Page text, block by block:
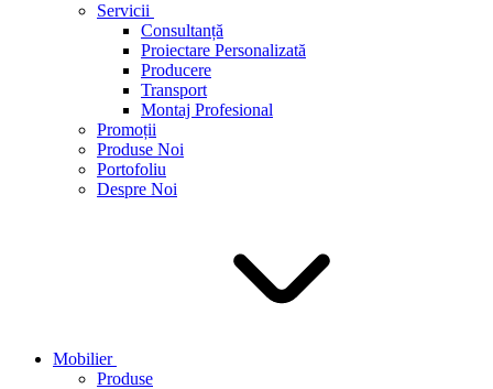
Servicii
Consultanță
Proiectare Personalizată
Producere
Transport
Montaj Profesional
Promoții
Produse Noi
Portofoliu
Despre Noi
Mobilier
Produse